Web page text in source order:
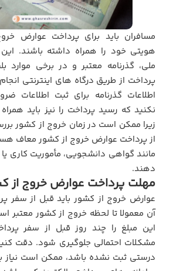
مسافران باید برای پرداخت عوارض
هویتی خود را همراه داشته باشند.
ملی، گذرنامه معتبر و در برخی موارد
پرداخت از طریق درگاه‌ های اینترنتی
اطلاعات گذرنامه برای ثبت اطلاعات
نکنید که رسید پرداخت را نیز باید
زیرا ممکن است در زمان خروج از کشور
از پرداخت عوارض خروج از کشور معاف
مانند گواهی دانشجویی، مأموریت کاری یا
دهند.
مهلت پرداخت عوارض خروج از
عوارض خروج از کشور باید قبل از سفر
آن معمولا تا لحظه خروج از کشور معتبر
این مبلغ را چند روز قبل از سفر
مشکلات احتمالی جلوگیری شود. دقت
درستی ثبت نشده باشد، ممکن است نیاز